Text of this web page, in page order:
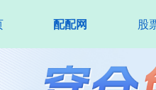
配配网 股